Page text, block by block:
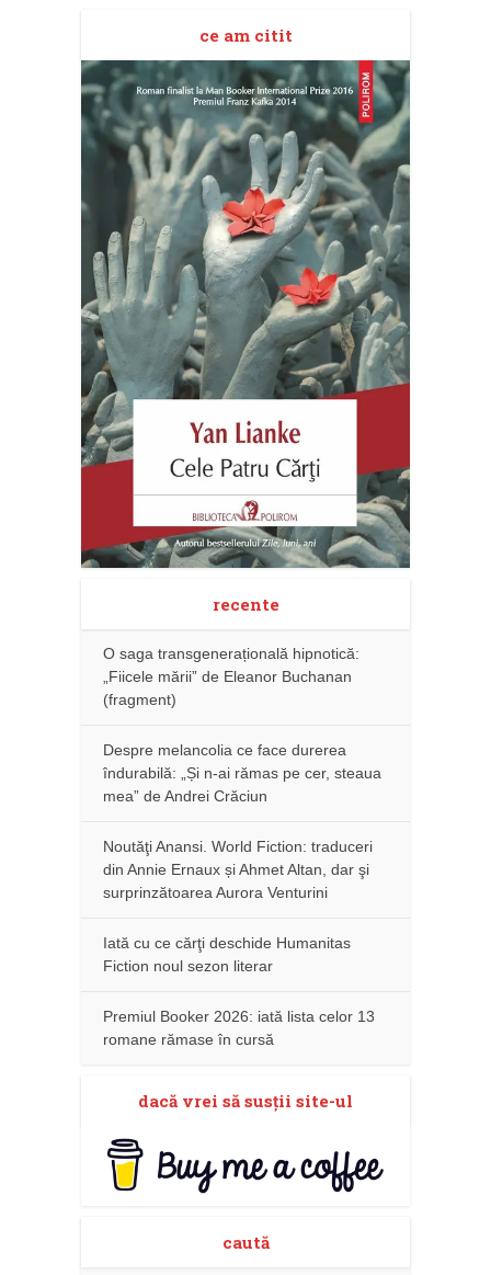
ce am citit
recente
O saga transgenerațională hipnotică:
„Fiicele mării” de Eleanor Buchanan
(fragment)
Despre melancolia ce face durerea
îndurabilă: „Și n-ai rămas pe cer, steaua
mea” de Andrei Crăciun
Noutăţi Anansi. World Fiction: traduceri
din Annie Ernaux și Ahmet Altan, dar şi
surprinzătoarea Aurora Venturini
Iată cu ce cărţi deschide Humanitas
Fiction noul sezon literar
Premiul Booker 2026: iată lista celor 13
romane rămase în cursă
dacă vrei să susţii site-ul
caută